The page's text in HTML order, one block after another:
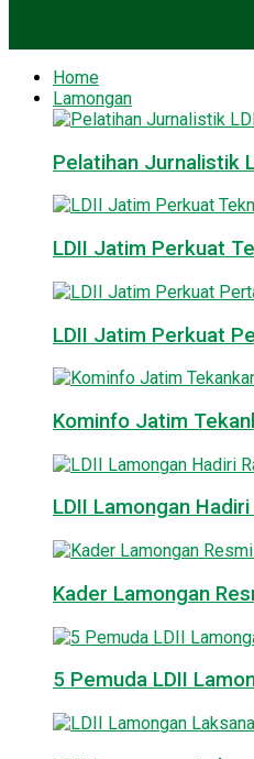
Home
Lamongan
Pelatihan Jurnalistik
LDII Jatim Perkuat
LDII Jatim Perkuat
Kominfo Jatim
LDII Lamongan
Kader Lamongan
5 Pemuda LDII